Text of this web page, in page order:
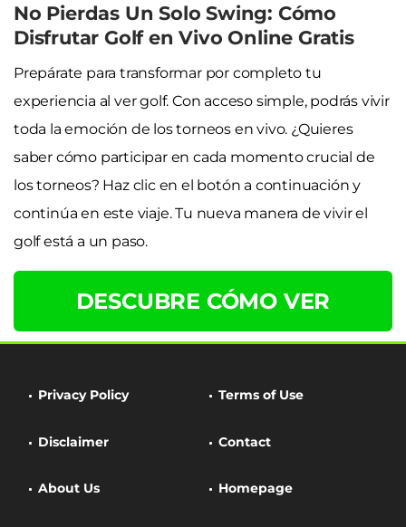
No Pierdas Un Solo Swing: Cómo
Disfrutar Golf en Vivo Online Gratis
Prepárate para transformar por completo tu
experiencia al ver golf. Con acceso simple, podrás vivir
toda la emoción de los torneos en vivo. ¿Quieres
saber cómo participar en cada momento crucial de
los torneos? Haz clic en el botón a continuación y
continúa en este viaje. Tu nueva manera de vivir el
golf está a un paso.
DESCUBRE CÓMO VER
Privacy Policy Terms of Use
Disclaimer Contact
About Us Homepage